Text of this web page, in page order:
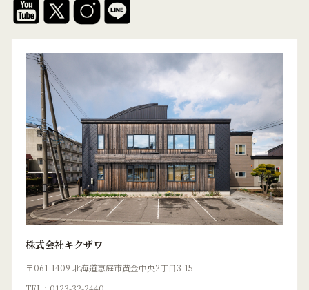
株式会社キクザワ
〒061-1409 北海道恵庭市黄金中央2丁目3-15